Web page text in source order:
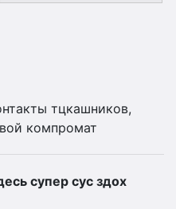
тцкашников,
компромат
супер сус здох